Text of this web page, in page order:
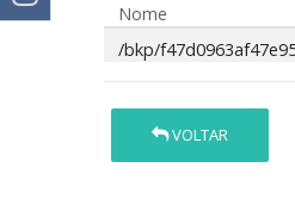
Nome
/bkp/
VOLTAR